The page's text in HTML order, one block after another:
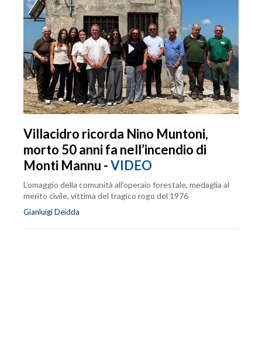
Villacidro ricorda Nino Muntoni,
morto 50 anni fa nell’incendio di
Monti Mannu -VIDEO
L’omaggio della comunità all’operaio forestale, medaglia al
merito civile, vittima del tragico rogo del 1976
Gianluigi Deidda